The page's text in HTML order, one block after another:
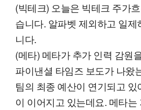
(빅테크) 오늘은 빅테크 주가
습니다. 알파벳 제외하고 일
니다.
(메타) 메타가 추가 인력 감원
파이낸셜 타임즈 보도가 나왔
팀의 최종 예산이 연기되고
이 이어지고 있는데요. 메타는